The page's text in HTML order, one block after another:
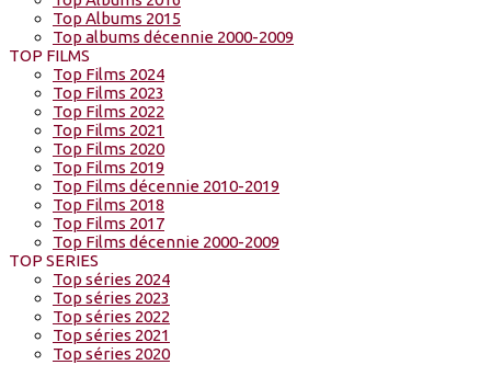
Top Albums 2015
Top albums décennie 2000-2009
TOP FILMS
Top Films 2024
Top Films 2023
Top Films 2022
Top Films 2021
Top Films 2020
Top Films 2019
Top Films décennie 2010-2019
Top Films 2018
Top Films 2017
Top Films décennie 2000-2009
TOP SERIES
Top séries 2024
Top séries 2023
Top séries 2022
Top séries 2021
Top séries 2020